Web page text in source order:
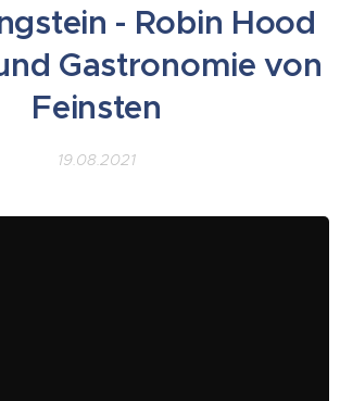
- Robin Hood
Gastronomie von
Feinsten
19.08.2021